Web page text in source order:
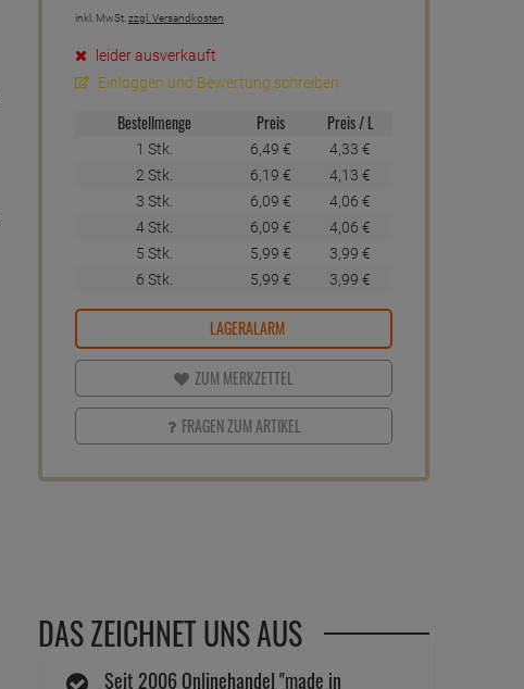
inkl. MwSt. zzgl. Versandkosten
leider ausverkauft
Einloggen und Bewertung schreiben
Bestellmenge Preis Preis / L
1 Stk. 6,49 € 4,33 €
2 Stk.
6,19 € 4,13 €
3 Stk.
6,09 € 4,06 €
4 Stk.
6,09 € 4,06 €
5 Stk.
5,99 € 3,99 €
6 Stk.
5,99 € 3,99 €
LAGERALARM
ZUM MERKZETTEL
FRAGEN ZUM ARTIKEL
DAS ZEICHNET UNS AUS
Seit 2006 Onlinehandel "made in